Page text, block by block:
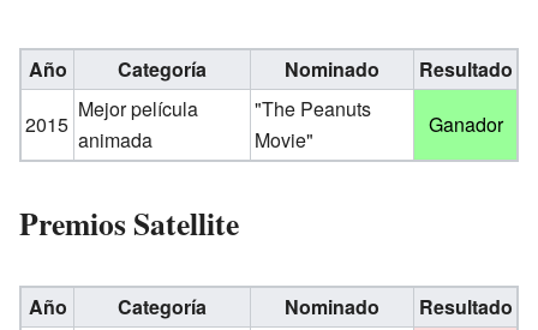
Año Categoría Nominado
Resultado
2015
Mejor película
animada
"The Peanuts
Movie"
Ganador
Premios Satellite
Año Categoría Nominado
Resultado